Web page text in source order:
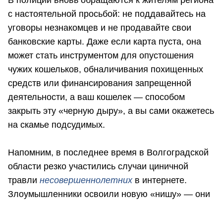
с настоятельной просьбой: не поддавайтесь на
уговоры незнакомцев и не продавайте свои
банковские карты. Даже если карта пуста, она
может стать инструментом для опустошения
чужих кошельков, обналичивания похищенных
средств или финансирования запрещенной
деятельности, а ваш кошелек — способом
закрыть эту «черную дыру», а вы сами окажетесь
на скамье подсудимых.
Напомним, в последнее время в Волгоградской
области резко участились случаи циничной
травли несовершеннолетних в интернете.
Злоумышленники освоили новую «нишу» — они